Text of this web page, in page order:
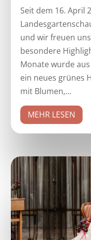
Seit dem 16. April
und wir freuen
besondere
Monate wurde
ein neues grünes
mit Blumen,...
MEHR LESEN